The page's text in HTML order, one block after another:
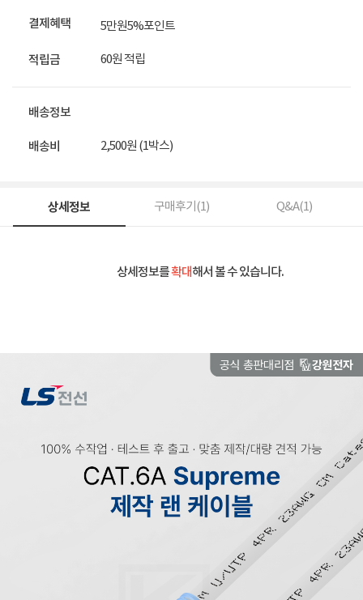
결제혜택 5만원5%포인트
적립금 60원 적립
배송정보
배송비 2,500원 (1박스)
상세정보 구매후기(1) Q&A(1)
상세정보를확대해서 볼 수 있습니다.